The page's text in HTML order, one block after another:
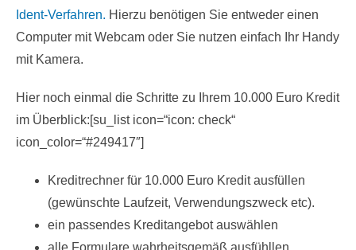
Ident-Verfahren. Hierzu benötigen Sie entweder einen
Computer mit Webcam oder Sie nutzen einfach Ihr Handy
mit Kamera.
Hier noch einmal die Schritte zu Ihrem 10.000 Euro Kredit
im Überblick:[su_list icon=“icon: check“
icon_color=“#249417″]
Kreditrechner für 10.000 Euro Kredit ausfüllen
(gewünschte Laufzeit, Verwendungszweck etc).
ein passendes Kreditangebot auswählen
alle Formulare wahrheitsgemäß ausfühllen